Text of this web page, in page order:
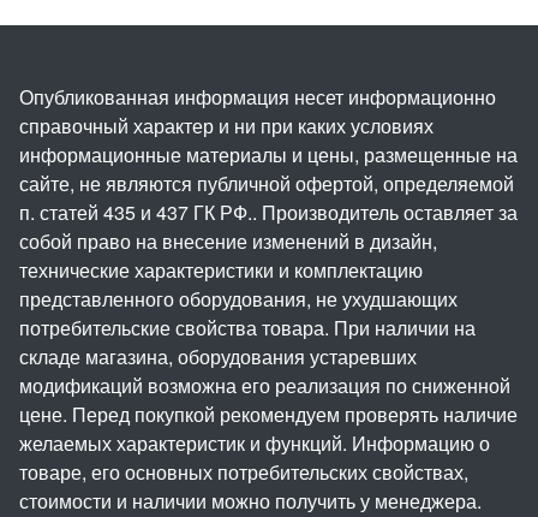
Опубликованная информация несет информационно
справочный характер и ни при каких условиях
информационные материалы и цены, размещенные на
сайте, не являются публичной офертой, определяемой
п. статей 435 и 437 ГК РФ.. Производитель оставляет за
собой право на внесение изменений в дизайн,
технические характеристики и комплектацию
представленного оборудования, не ухудшающих
потребительские свойства товара. При наличии на
складе магазина, оборудования устаревших
модификаций возможна его реализация по сниженной
цене. Перед покупкой рекомендуем проверять наличие
желаемых характеристик и функций. Информацию о
товаре, его основных потребительских свойствах,
стоимости и наличии можно получить у менеджера.